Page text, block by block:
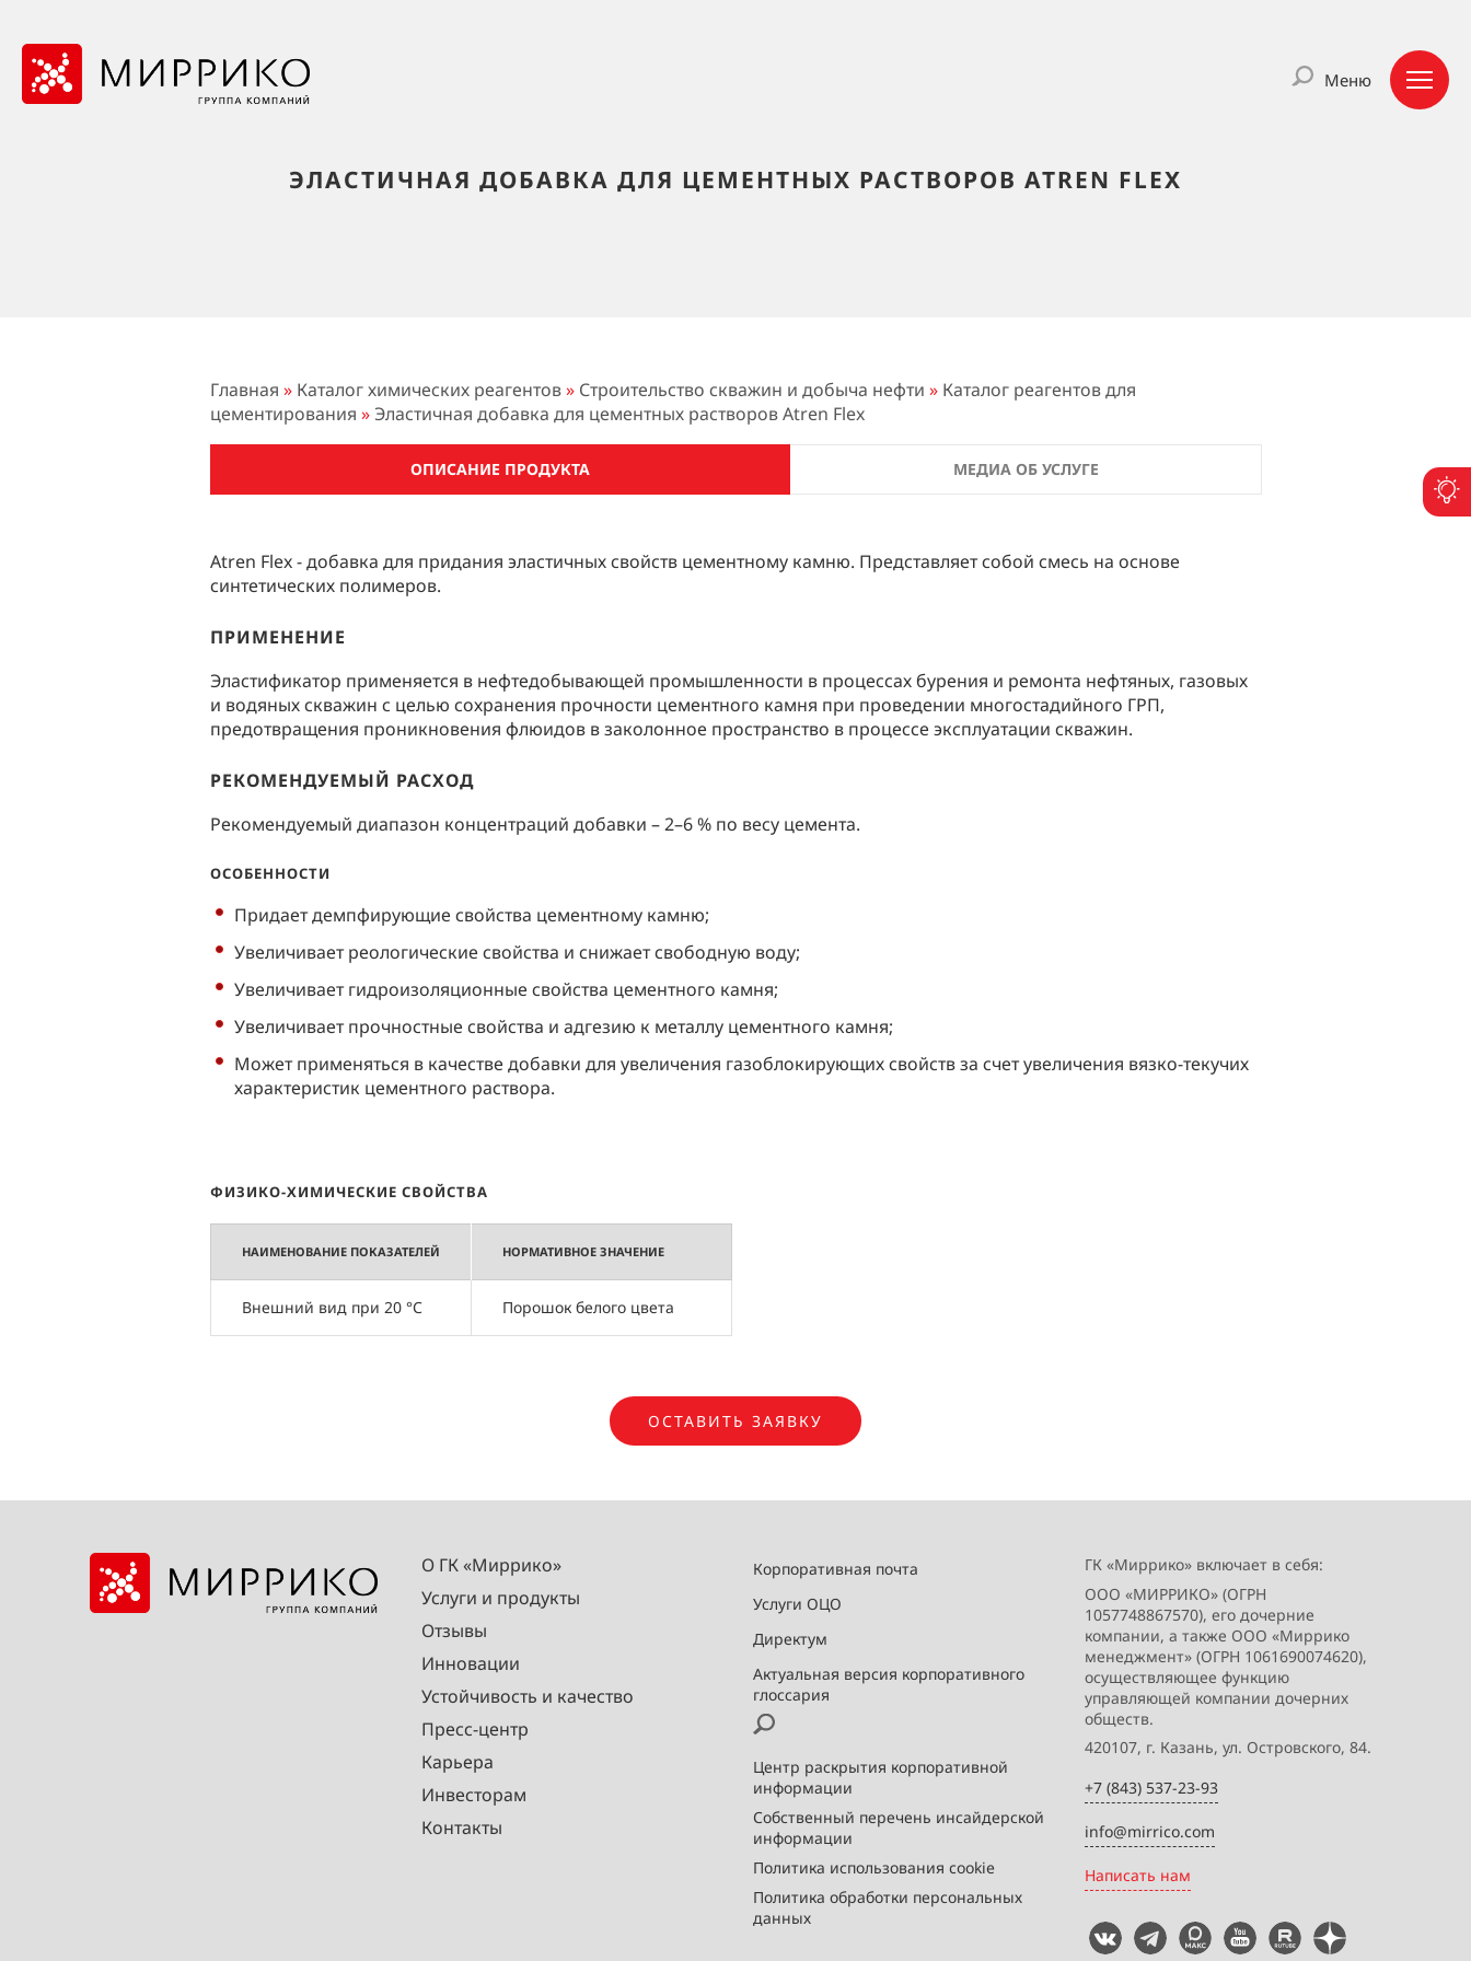
Меню
ЭЛАСТИЧНАЯ ДОБАВКА ДЛЯ ЦЕМЕНТНЫХ РАСТВОРОВ ATREN FLEX
Главная » Каталог химических реагентов» Строительство скважин и добыча нефти » Каталог реагентов для
цементирования » Эластичная добавка для цементных растворов Atren Flex
ОПИСАНИЕ ПРОДУКТА МЕДИА ОБ УСЛУГЕ
Atren Flex - добавка для придания эластичных свойств цементному камню. Представляет собой смесь на основе
синтетических полимеров.
ПРИМЕНЕНИЕ
Эластификатор применяется в нефтедобывающей промышленности в процессах бурения и ремонта нефтяных, газовых
и водяных скважин с целью сохранения прочности цементного камня при проведении многостадийного ГРП,
предотвращения проникновения флюидов в заколонное пространство в процессе эксплуатации скважин.
РЕКОМЕНДУЕМЫЙ РАСХОД
Рекомендуемый диапазон концентраций добавки – 2–6 % по весу цемента.
ОСОБЕННОСТИ
Придает демпфирующие свойства цементному камню;
Увеличивает реологические свойства и снижает свободную воду;
Увеличивает гидроизоляционные свойства цементного камня;
Увеличивает прочностные свойства и адгезию к металлу цементного камня;
Может применяться в качестве добавки для увеличения газоблокирующих свойств за счет увеличения вязко-текучих
характеристик цементного раствора.
ФИЗИКО-ХИМИЧЕСКИЕ СВОЙСТВА
НАИМЕНОВАНИЕ ПОКАЗАТЕЛЕЙ НОРМАТИВНОЕ ЗНАЧЕНИЕ
Внешний вид при 20 °С Порошок белого цвета
ОСТАВИТЬ ЗАЯВКУ
О ГК «Миррико»
Услуги и продукты
Отзывы
Инновации
Устойчивость и качество
Пресс-центр
Карьера
Инвесторам
Контакты
Корпоративная почта
Услуги ОЦО
Директум
Актуальная версия корпоративного
глоссария
Центр раскрытия корпоративной
информации
Собственный перечень инсайдерской
информации
Политика использования cookie
Политика обработки персональных
данных
ГК «Миррико» включает в себя:
ООО «МИРРИКО» (ОГРН
1057748867570), его дочерние
компании, а также ООО «Миррико
менеджмент» (ОГРН 1061690074620),
осуществляющее функцию
управляющей компании дочерних
обществ.
420107, г. Казань, ул. Островского, 84.
+7 (843) 537-23-93
info@mirrico.com
Написать нам